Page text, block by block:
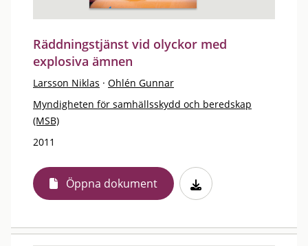
Räddningstjänst vid olyckor med
explosiva ämnen
Larsson Niklas · Ohlén Gunnar
Myndigheten för samhällsskydd och beredskap
(MSB)
2011
Öppna dokument